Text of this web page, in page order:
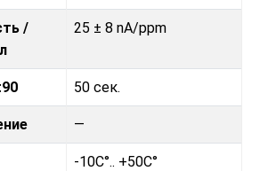
/
25 ± 8 nA/ppm
50 сек.
—
-10C°.. +50C°